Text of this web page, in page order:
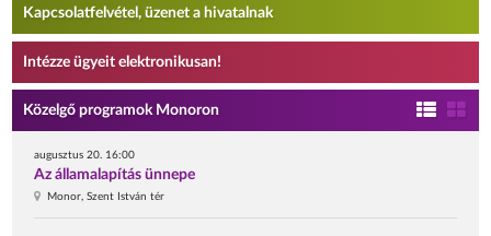
Kapcsolatfelvétel, üzenet a hivatalnak
Intézze ügyeit elektronikusan!
Közelgő programok Monoron
augusztus 20. 16:00
Az államalapítás ünnepe
Monor, Szent István tér